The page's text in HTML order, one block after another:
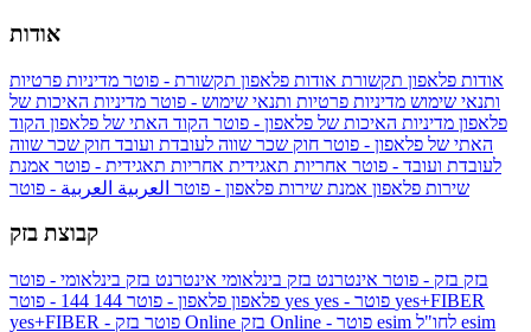
אודות
אודות פלאפון תקשורת אודות פלאפון תקשורת - פוטר מדיניות פרטיות
ותנאי שימוש מדיניות פרטיות ותנאי שימוש - פוטר מדיניות האיכות של
פלאפון מדיניות האיכות של פלאפון - פוטר הקוד האתי של פלאפון הקוד
האתי של פלאפון - פוטר חוק שכר שווה לעובדת ועובד חוק שכר שווה
לעובדת ועובד - פוטר אחריות תאגידית אחריות תאגידית - פוטר אמנת
שירות פלאפון אמנת שירות פלאפון - פוטר العربية العربية - פוטר
קבוצת בזק
בזק בזק - פוטר אינטרנט בזק בינלאומי אינטרנט בזק בינלאומי - פוטר
פלאפון פלאפון - פוטר 144 yes
yes+FIBER
yes+FIBER - פוטר בזק Online esim